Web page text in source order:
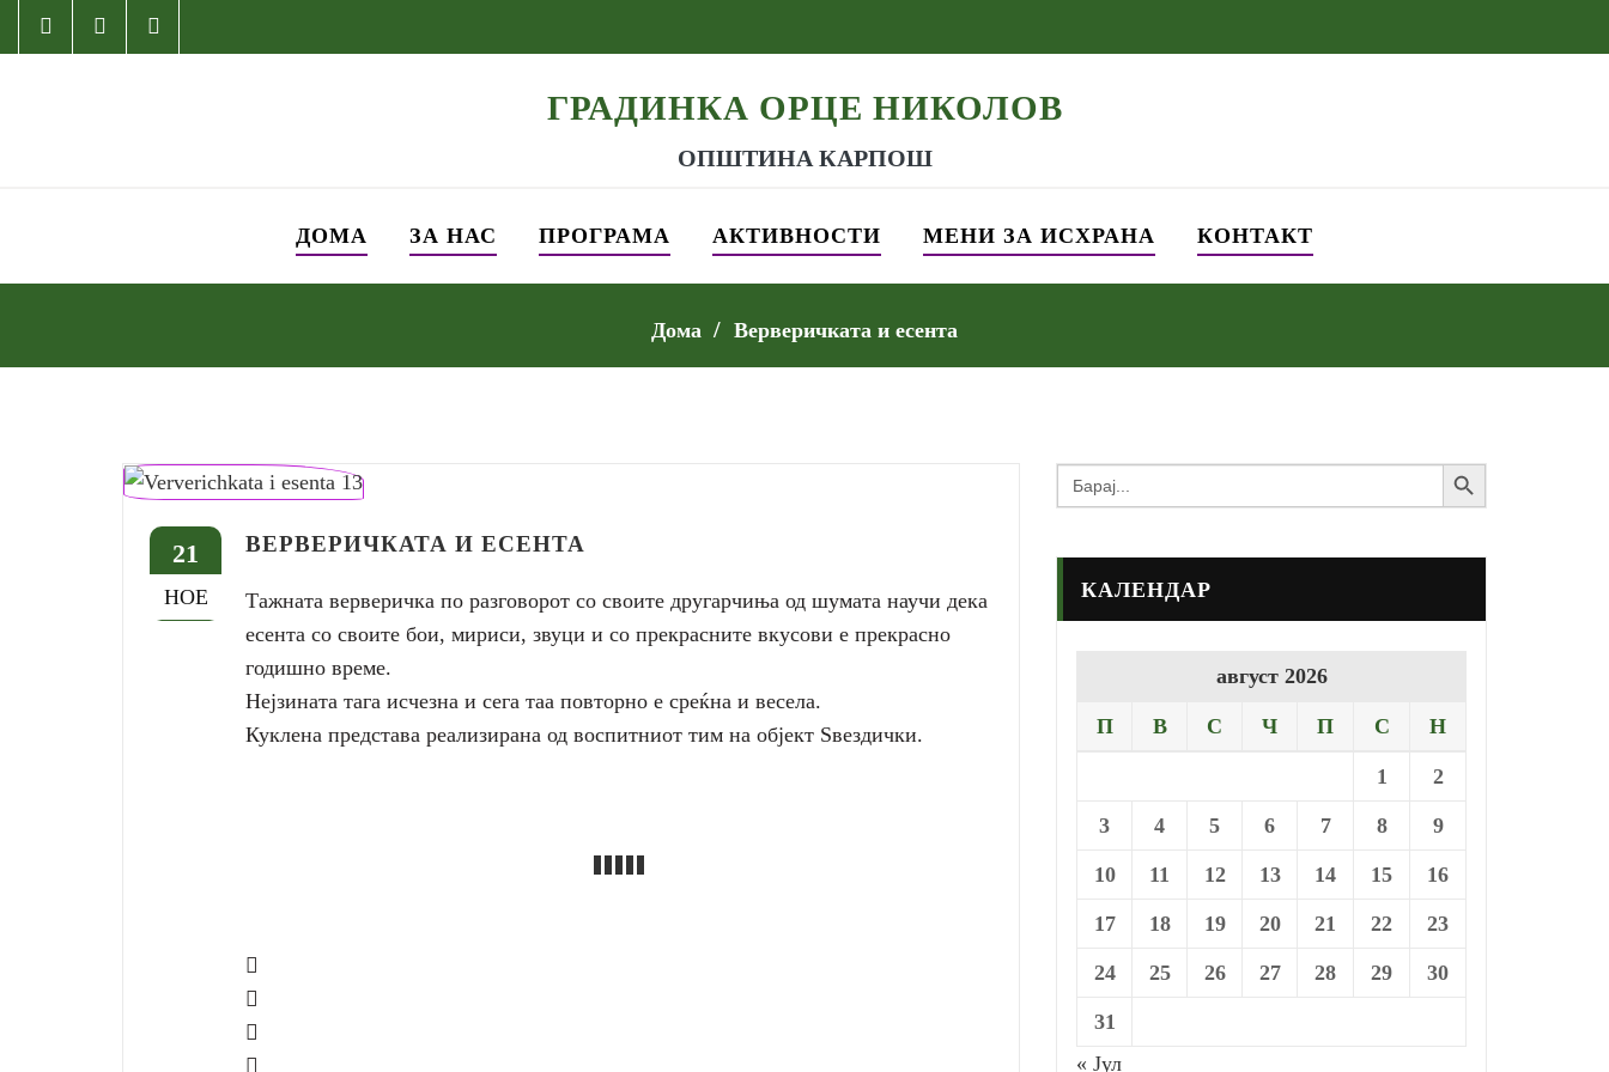
ГРАДИНКА ОРЦЕ НИКОЛОВ
ОПШТИНА КАРПОШ
ДОМА ЗА НАС ПРОГРАМА АКТИВНОСТИ МЕНИ ЗА ИСХРАНА КОНТАКТ
Дома Верверичката и есента
21
НОЕ
ВЕРВЕРИЧКАТА И ЕСЕНТА
Тажната верверичка по разговорот со своите другарчиња од шумата научи дека
есента со своите бои, мириси, звуци и со прекрасните вкусови е прекрасно
годишно време.
Нејзината тага исчезна и сега таа повторно е среќна и весела.
Куклена представа реализирана од воспитниот тим на објект Ѕвездички.
Search
for:
Search Button
КАЛЕНДАР
август 2026
П В С Ч П С Н
1 2
3 4 5 6 7 8 9
10 11 12 13 14 15 16
17 18 19 20 21 22 23
24 25 26 27 28 29 30
31
« Јул